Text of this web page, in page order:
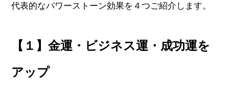
代表的なパワーストーン効果を４つご紹介します。
【１】金運・ビジネス運・成功運を
アップ